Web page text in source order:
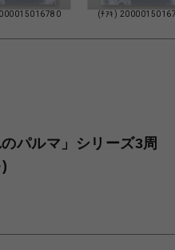
(ﾁｱｷ)
パルマ」シリーズ3周